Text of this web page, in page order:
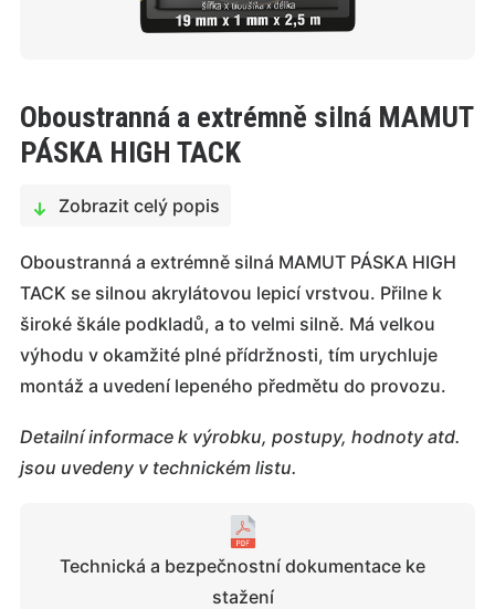
Oboustranná a extrémně silná MAMUT
PÁSKA HIGH TACK
Zobrazit celý popis
Oboustranná a extrémně silná MAMUT PÁSKA HIGH
TACK se silnou akrylátovou lepicí vrstvou. Přilne k
široké škále podkladů, a to velmi silně. Má velkou
výhodu v okamžité plné přídržnosti, tím urychluje
montáž a uvedení lepeného předmětu do provozu.
Detailní informace k výrobku, postupy, hodnoty atd.
jsou uvedeny v technickém listu.
Technická a bezpečnostní dokumentace ke
stažení